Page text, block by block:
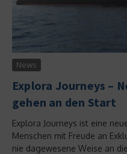
News
Explora Journeys –
gehen an den Start
Explora Journeys ist eine
Menschen mit Freude an
nie dagewesene Weise an